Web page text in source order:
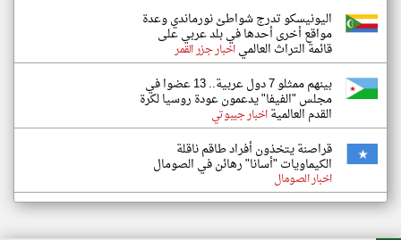
اليونيسكو تدرج شواطئ نورماندي وعدة
مواقع أخرى أحدها في بلد عربي على
قائمة التراث العالمياخبار جزر القمر
بينهم ممثلو 7 دول عربية.. 13 عضوا في
مجلس "الفيفا" يدعمون عودة روسيا لكرة
القدم العالميةاخبار جيبوتي
قراصنة يتخذون أفراد طاقم ناقلة
الكيماويات "أسانا" رهائن في الصومال
اخبار الصومال